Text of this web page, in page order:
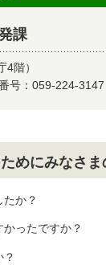
課
階）
号：059-224-
めにみなさ
か？
ったですか？